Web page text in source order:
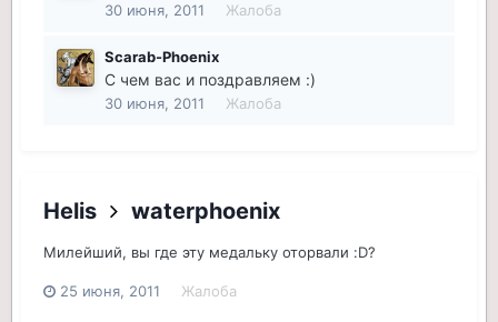
30 июня, 2011 Жалоба
Scarab-Phoenix
С чем вас и поздравляем :)
30 июня, 2011 Жалоба
Helis waterphoenix
Милейший, вы где эту медальку оторвали :D?
25 июня, 2011 Жалоба